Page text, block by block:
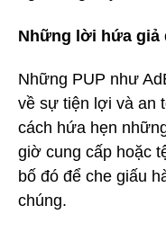
Những lời hứa giả
Những PUP như
về sự tiện lợi và an
cách hứa hẹn
giờ cung cấp hoặc
bố đó để che giấu
chúng.